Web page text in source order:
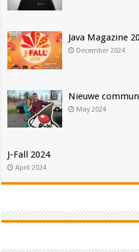
Java Magazine
December 2024
Nieuwe
May 2024
J-Fall 2024
April 2024